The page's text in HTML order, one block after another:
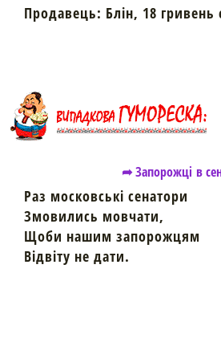
Продавець: Блін, 18 гривень
➦ Запорожці в
Раз московські сенатори
Змовились мовчати,
Щоби нашим запорожцям
Відвіту не дати.